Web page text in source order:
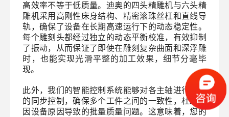
高效率不等于低质量。迪奥的四头精雕机与六头精
雕机采用高刚性床身结构、精密滚珠丝杠和直线导
轨，确保了设备在长期高速运行下的动态稳定性。
每个雕刻头都经过独立的动态平衡校准，有效抑制
了振动，从而保证了即使在雕刻复杂曲面和深浮雕
时，也能实现光滑平整的加工效果，细节分毫毕
现。
此外，我们的智能控制系统能够对各主轴进行精准
的同步控制，确保多个工件之间的一致性，杜绝了
因设备原因导致的批量质量问题。这意味着，您的